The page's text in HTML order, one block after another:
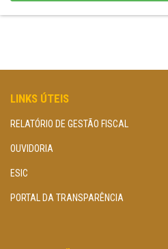
LINKS ÚTEIS
RELATÓRIO DE GESTÃO FISCAL
OUVIDORIA
ESIC
PORTAL DA TRANSPARÊNCIA